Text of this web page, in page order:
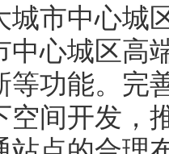
市中心城区
中心城区高
等功能。完
空间开发，